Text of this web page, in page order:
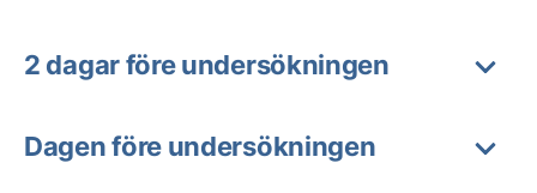
2 dagar före undersökningen
Dagen före undersökningen